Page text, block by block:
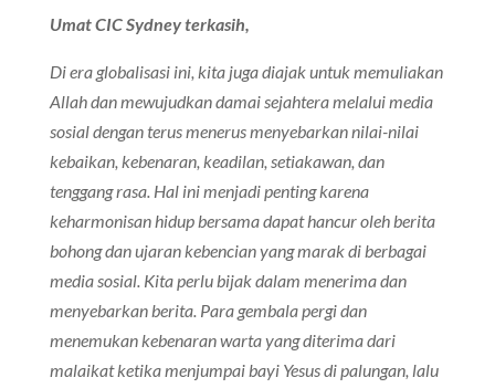
Umat CIC Sydney terkasih,
Di era globalisasi ini, kita juga diajak untuk memuliakan
Allah dan mewujudkan damai sejahtera melalui media
sosial dengan terus menerus menyebarkan nilai-nilai
kebaikan, kebenaran, keadilan, setiakawan, dan
tenggang rasa. Hal ini menjadi penting karena
keharmonisan hidup bersama dapat hancur oleh berita
bohong dan ujaran kebencian yang marak di berbagai
media sosial. Kita perlu bijak dalam menerima dan
menyebarkan berita. Para gembala pergi dan
menemukan kebenaran warta yang diterima dari
malaikat ketika menjumpai bayi Yesus di palungan, lalu